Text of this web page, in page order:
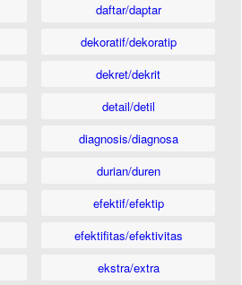
daftar/daptar
dekoratif/dekoratip
dekret/dekrit
detail/detil
diagnosis/diagnosa
durian/duren
efektif/efektip
efektifitas/efektivitas
ekstra/extra